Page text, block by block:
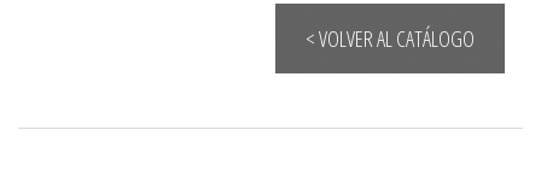
< VOLVER AL CATÁLOGO